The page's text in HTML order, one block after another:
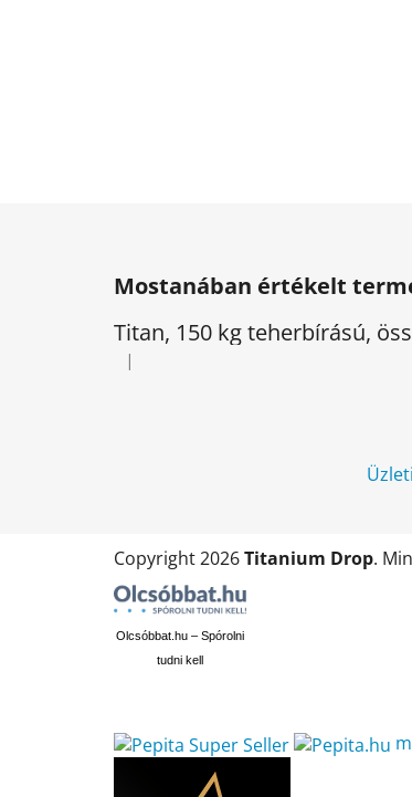
Mostanában értékelt
Titan, 150 kg teherbírású,
A termék értékelése 5-ből 5 csillag.
|
Copyright 2026Titanium Drop.
Olcsóbbat.hu – Spórolni
tudni kell